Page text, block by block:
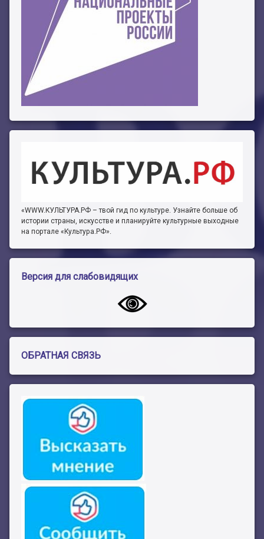
«WWW.КУЛЬТУРА.РФ – твой гид по культуре. Узнайте больше об
истории страны, искусстве и планируйте культурные выходные
на портале «Культура.РФ».
Версия для слабовидящих
ОБРАТНАЯ СВЯЗЬ